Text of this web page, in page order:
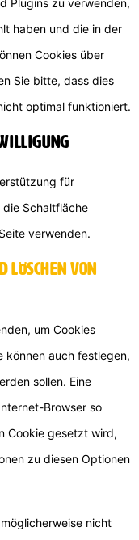
Plugins zu verwenden,
haben und die in der
Cookies über
Sie bitte, dass dies
optimal funktioniert.
für
die Schaltfläche
verwenden.
von
um Cookies
können auch festlegen,
sollen. Eine
Browser so
Cookie gesetzt wird,
zu diesen Optionen
nicht